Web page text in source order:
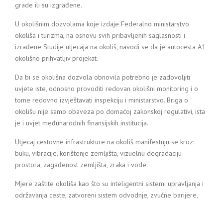
grade ili su izgrađene.
U okolišnim dozvolama koje izdaje Federalno ministarstvo
okoliša i turizma, na osnovu svih pribavljenih saglasnosti i
izrađene Studije utjecaja na okoliš, navodi se da je autocesta A1
okolišno prihvatljiv projekat.
Da bi se okolišna dozvola obnovila potrebno je zadovoljiti
uvjete iste, odnosno provoditi redovan okolišni monitoring i o
tome redovno izvještavati inspekciju i ministarstvo. Briga o
okolišu nije samo obaveza po domaćoj zakonskoj regulativi, ista
je i uvjet međunarodnih finansijskih institucija.
Utjecaj cestovne infrastrukture na okoliš manifestuju se kroz:
buku, vibracije, korištenje zemljišta, vizuelnu degradaciju
prostora, zagađenost zemljišta, zraka i vode.
Mjere zaštite okoliša kao što su inteligentni sistemi upravljanja i
održavanja ceste, zatvoreni sistem odvodnje, zvučne barijere,